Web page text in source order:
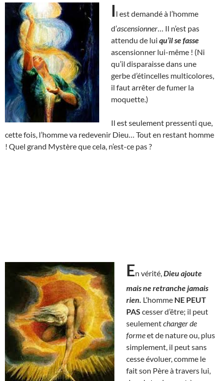
Il est demandé à l’homme
d’ascensionner … Il n’est pas
attendu de lui qu’il se fasse
ascensionner lui-même ! (Ni
qu’il disparaisse dans une
gerbe d’étincelles multicolores,
il faut arrêter de fumer la
moquette.)
Il est seulement pressenti que,
cette fois, l’homme va redevenir Dieu… Tout en restant homme
! Quel grand Mystère que cela, n’est-ce pas ?
En vérité, Dieu ajoute
mais ne retranche jamais
rien. L’homme NE PEUT
PAS cesser d’être; il peut
seulementchanger de
formeet de nature ou, plus
simplement, il peut sans
cesse évoluer, comme le
fait son Père à travers lui,